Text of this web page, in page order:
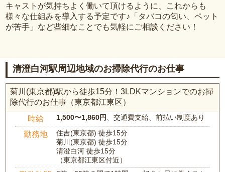
キャストが気持ちよく働いて頂けるように、これからも
様々な仕組みを導入する予定です♪「タバコの匂い、ペット
が苦手」など些細なことでも気軽にご相談ください！
清澄白河駅周辺地域のお掃除代行のお仕事
菊川(東京都)駅から徒歩15分！3LDKマンションでのお掃
除代行のお仕事（東京都江東区）
時給 1,500〜1,860円、交通費支給、前払い制度あり
勤務地
住吉(東京都) 徒歩15分
菊川(東京都) 徒歩15分
清澄白河 徒歩15分
（東京都江東区付近）